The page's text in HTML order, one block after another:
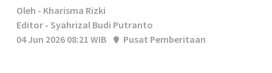
Oleh - Kharisma Rizki
Editor - Syahrizal Budi Putranto
04 Jun 2026 08:21 WIB
Pusat Pemberitaan